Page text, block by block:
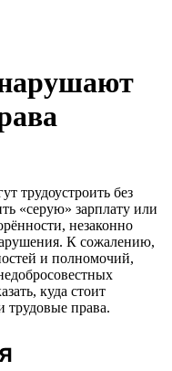
трудоустроить без
«серую» зарплату или
незаконно
К сожалению,
и полномочий,
куда стоит
трудовые права.